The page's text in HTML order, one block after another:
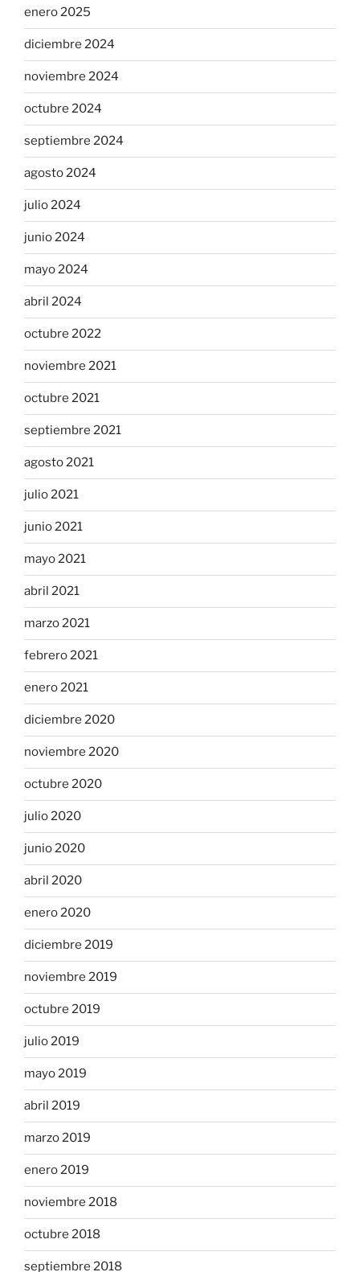
enero 2025
diciembre 2024
noviembre 2024
octubre 2024
septiembre 2024
agosto 2024
julio 2024
junio 2024
mayo 2024
abril 2024
octubre 2022
noviembre 2021
octubre 2021
septiembre 2021
agosto 2021
julio 2021
junio 2021
mayo 2021
abril 2021
marzo 2021
febrero 2021
enero 2021
diciembre 2020
noviembre 2020
octubre 2020
julio 2020
junio 2020
abril 2020
enero 2020
diciembre 2019
noviembre 2019
octubre 2019
julio 2019
mayo 2019
abril 2019
marzo 2019
enero 2019
noviembre 2018
octubre 2018
septiembre 2018